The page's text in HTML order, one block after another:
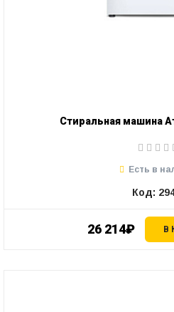
Стиральная машина
26 214₽ В
Есть в
Код: